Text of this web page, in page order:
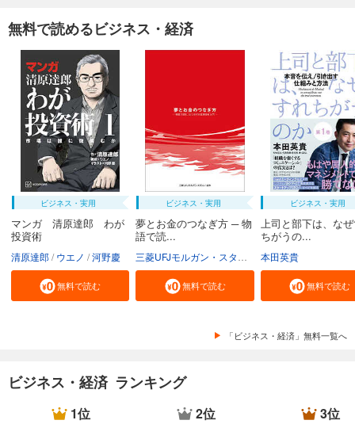
無料で読めるビジネス・経済
ビジネス・実用
マンガ 清原達郎 わが
投資術
清原達郎 ウエノ 河野慶
無料で読む
ビジネス・実用
夢とお金のつなぎ方 ─ 物
語で読...
無料で読む
ビジネス・実用
上司と部下は、な
ちがうの...
本田英貴
無料で読む
「ビジネス・経済」無料一覧へ
ビジネス・経済 ランキング
1位 2位 3位